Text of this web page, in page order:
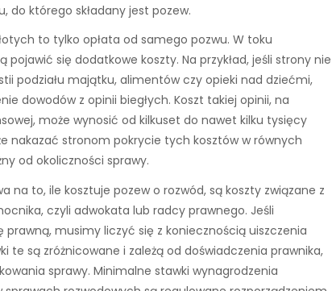
do którego składany jest pozew.
to tylko opłata od samego pozwu. W toku
się dodatkowe koszty. Na przykład, jeśli strony nie
podziału majątku, alimentów czy opieki nad dziećmi,
dowodów z opinii biegłych. Koszt takiej opinii, na
może wynosić od kilkuset do nawet kilku tysięcy
nakazać stronom pokrycie tych kosztów w równych
od okoliczności sprawy.
na to, ile kosztuje pozew o rozwód, są koszty związane z
czyli adwokata lub radcy prawnego. Jeśli
musimy liczyć się z koniecznością uiszczenia
te są zróżnicowane i zależą od doświadczenia prawnika,
sprawy. Minimalne stawki wynagrodzenia